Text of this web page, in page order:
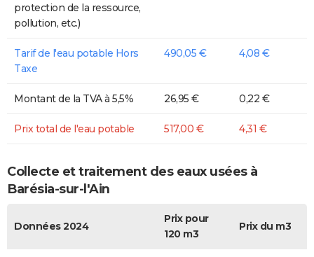
protection de la ressource,
pollution, etc.)
Tarif de l'eau potable Hors
Taxe
490,05 € 4,08 €
Montant de la TVA à 5,5% 26,95 € 0,22 €
Prix total de l'eau potable 517,00 € 4,31 €
Collecte et traitement des eaux usées à
Barésia-sur-l'Ain
Données 2024
Prix pour
120 m3
Prix du m3